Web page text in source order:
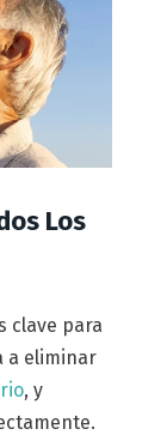
Los
clave para
a eliminar
, y